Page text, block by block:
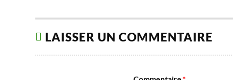
LAISSER UN COMMENTAIRE